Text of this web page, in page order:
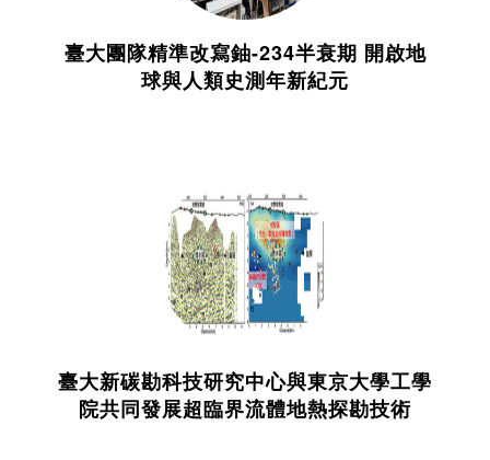
臺大團隊精準改寫鈾-234半衰期 開啟地
球與人類史測年新紀元
臺大新碳勘科技研究中心與東京大學工學
院共同發展超臨界流體地熱探勘技術